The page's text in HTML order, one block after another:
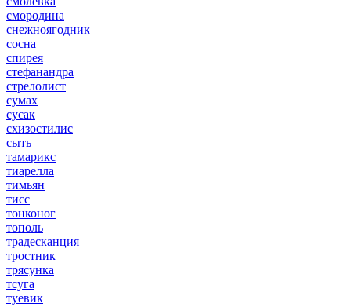
смородина
снежноягодник
сосна
спирея
стефанандра
стрелолист
сумах
сусак
схизостилис
сыть
тамарикс
тиарелла
тимьян
тисс
тонконог
тополь
традесканция
тростник
трясунка
тсуга
туевик